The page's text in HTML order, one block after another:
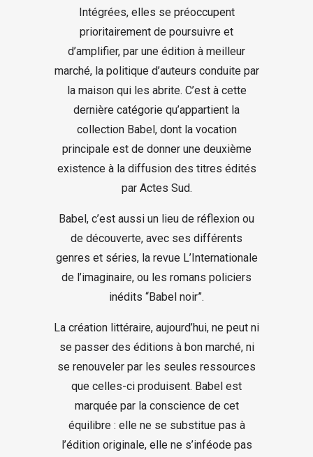
Intégrées, elles se préoccupent
prioritairement de poursuivre et
d’amplifier, par une édition à meilleur
marché, la politique d’auteurs conduite par
la maison qui les abrite. C’est à cette
dernière catégorie qu’appartient la
collection Babel, dont la vocation
principale est de donner une deuxième
existence à la diffusion des titres édités
par Actes Sud.
Babel, c’est aussi un lieu de réflexion ou
de découverte, avec ses différents
genres et séries, la revue L’Internationale
de l’imaginaire, ou les romans policiers
inédits “Babel noir”.
La création littéraire, aujourd’hui, ne peut ni
se passer des éditions à bon marché, ni
se renouveler par les seules ressources
que celles-ci produisent. Babel est
marquée par la conscience de cet
équilibre : elle ne se substitue pas à
l’édition originale, elle ne s’inféode pas